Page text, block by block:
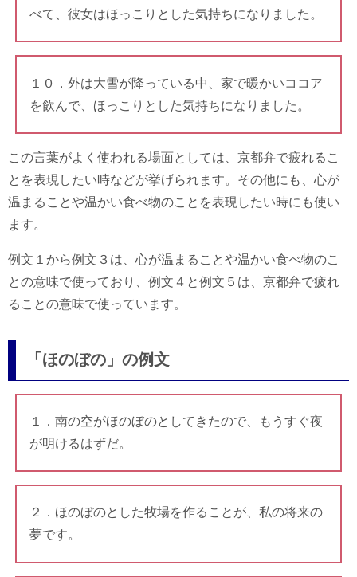
べて、彼女はほっこりとした気持ちになりました。
１０．外は大雪が降っている中、家で暖かいココア
を飲んで、ほっこりとした気持ちになりました。
この言葉がよく使われる場面としては、京都弁で疲れるこ
とを表現したい時などが挙げられます。その他にも、心が
温まることや温かい食べ物のことを表現したい時にも使い
ます。
例文１から例文３は、心が温まることや温かい食べ物のこ
との意味で使っており、例文４と例文５は、京都弁で疲れ
ることの意味で使っています。
「ほのぼの」の例文
１．南の空がほのぼのとしてきたので、もうすぐ夜
が明けるはずだ。
２．ほのぼのとした牧場を作ることが、私の将来の
夢です。